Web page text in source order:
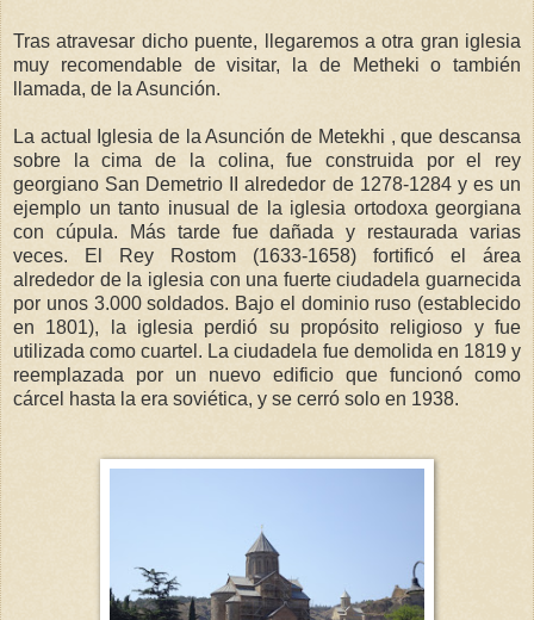
Tras atravesar dicho puente, llegaremos a otra gran iglesia
muy recomendable de visitar, la de Metheki o también
llamada, de la Asunción.
La actual Iglesia de la Asunción de Metekhi , que descansa
sobre la cima de la colina, fue construida por el rey
georgiano San Demetrio II alrededor de 1278-1284 y es un
ejemplo un tanto inusual de la iglesia ortodoxa georgiana
con cúpula. Más tarde fue dañada y restaurada varias
veces. El Rey Rostom (1633-1658) fortificó el área
alrededor de la iglesia con una fuerte ciudadela guarnecida
por unos 3.000 soldados. Bajo el dominio ruso (establecido
en 1801), la iglesia perdió su propósito religioso y fue
utilizada como cuartel. La ciudadela fue demolida en 1819 y
reemplazada por un nuevo edificio que funcionó como
cárcel hasta la era soviética, y se cerró solo en 1938.